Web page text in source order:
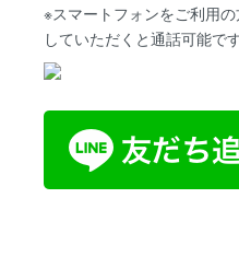
※スマートフォンをご利用
していただくと通話可能です